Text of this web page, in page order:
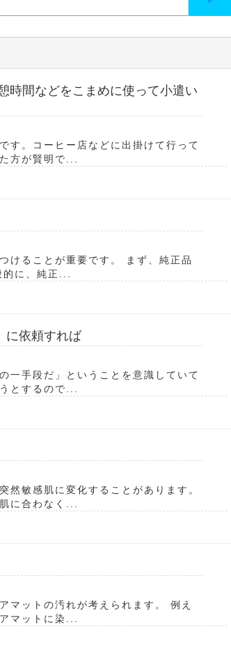
時間などをこまめに使って小遣い
す。コーヒー店などに出掛けて行って
方が賢明で...
けることが重要です。 まず、純正品
に、純正...
に依頼すれば
一手段だ」ということを意識していて
とするので...
然敏感肌に変化することがあります。
に合わなく...
マットの汚れが考えられます。 例え
マットに染...